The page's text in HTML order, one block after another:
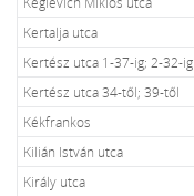
Kertalja utca
Kertész utca 1-37-ig; 2-32-ig
Kertész utca 34-től; 39-től
Kékfrankos
Kilián István utca
Király utca